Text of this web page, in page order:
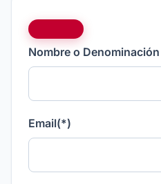
Nombre o
Email(*)